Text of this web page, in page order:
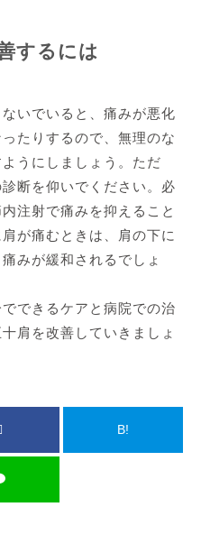
するには
いでいると、痛みが悪化
たりするので、無理のな
うにしましょう。ただ
断を仰いでください。必
注射で痛みを抑えること
が痛むときは、肩の下に
みが緩和されるでしょ
できるケアと病院での治
肩を改善していきましょ
B!